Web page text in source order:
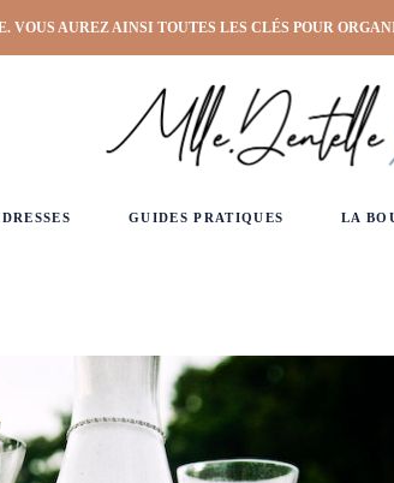
AUREZ AINSI TOUTES LES CLÉS POUR
GUIDES PRATIQUES LA